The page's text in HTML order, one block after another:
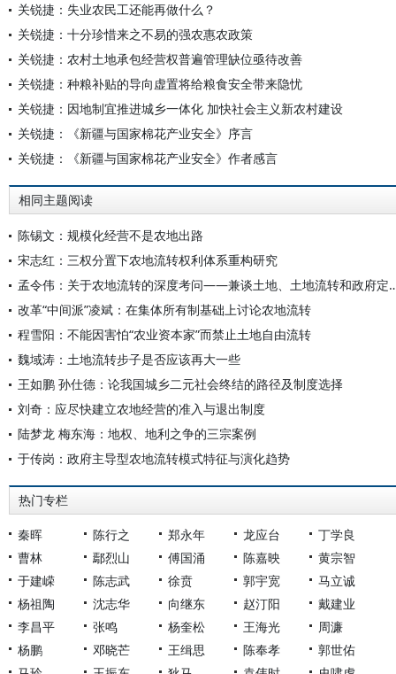
关锐捷：失业农民工还能再做什么？
关锐捷：十分珍惜来之不易的强农惠农政策
关锐捷：农村土地承包经营权普遍管理缺位亟待改善
关锐捷：种粮补贴的导向虚置将给粮食安全带来隐忧
关锐捷：因地制宜推进城乡一体化 加快社会主义新农村建设
关锐捷：《新疆与国家棉花产业安全》序言
关锐捷：《新疆与国家棉花产业安全》作者感言
相同主题阅读
陈锡文：规模化经营不是农地出路
宋志红：三权分置下农地流转权利体系重构研究
孟令伟：关于农地流转的深度
改革“中间派”凌斌：在集体所有制基础上讨论农地流转
程雪阳：不能因害怕“农业资本家”而禁止土地自由流转
魏域涛：土地流转步子是否应该再大一些
王如鹏 孙仕德：论我国城乡二元社会终结的路径及制度选择
刘奇：应尽快建立农地经营的准入与退出制度
陆梦龙 梅东海：地权、地利之争的三宗案例
于传岗：政府主导型农地流转模式特征与演化趋势
热门专栏
秦晖 陈行之 郑永年 龙应台
丁学良
曹林
鄢烈山 傅国涌 陈嘉映
黄宗智
于建嵘
陈志武 徐贲 郭宇宽
马立诚
杨祖陶
沈志华 向继东 赵汀阳
戴建业
李昌平
张鸣 杨奎松 王海光
周濂
杨鹏
邓晓芒 王缉思 陈奉孝
郭世佑